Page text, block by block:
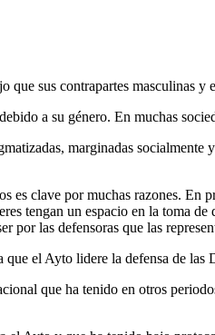
que sus contrapartes masculinas
a su género. En muchas
marginadas
es clave por muchas razones.
tengan un espacio en la toma
por las defensoras que las
el Ayto lidere la defensa de las
que ha tenido en otros